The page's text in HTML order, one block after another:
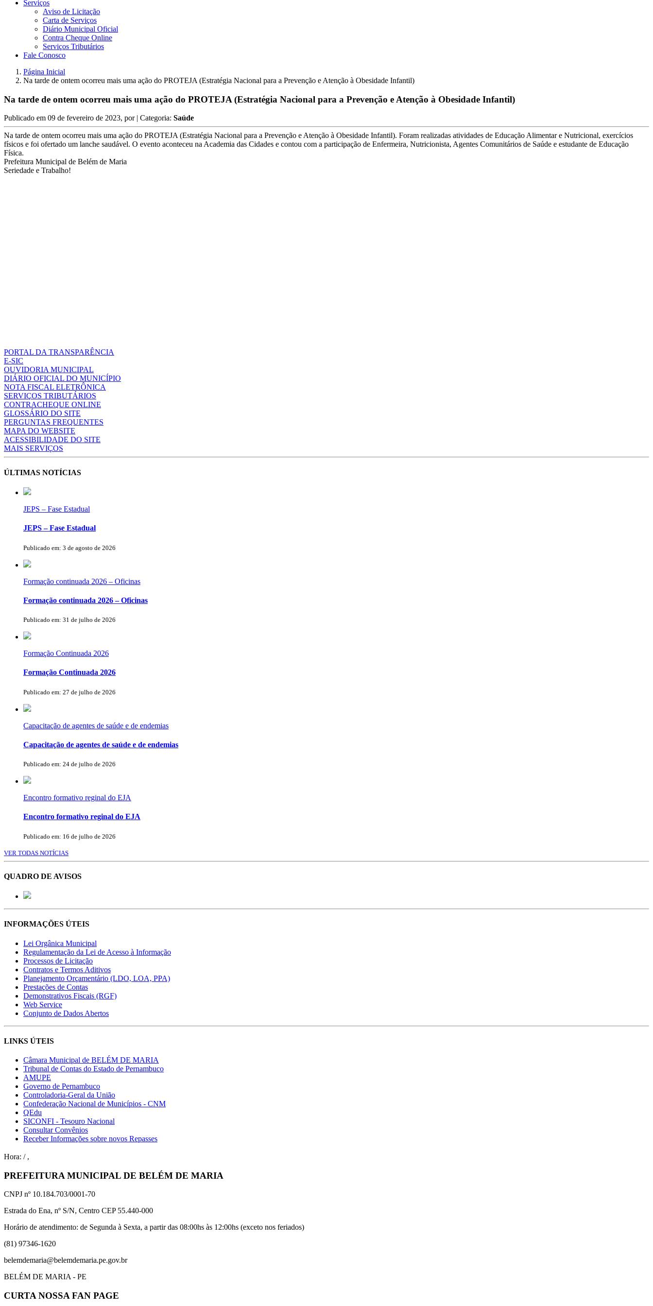
Serviços
Aviso de Licitação
Carta de Serviços
Diário Municipal Oficial
Contra Cheque Online
Serviços Tributários
Fale Conosco
Página Inicial
Na tarde de ontem ocorreu mais uma ação do PROTEJA (Estratégia Nacional para a Prevenção e Atenção à Obesidade Infantil)
Na tarde de ontem ocorreu mais uma ação do PROTEJA (Estratégia Nacional para a Prevenção e Atenção à Obesidade Infantil)
Publicado em 09 de fevereiro de 2023, por | Categoria: Saúde
Na tarde de ontem ocorreu mais uma ação do PROTEJA (Estratégia Nacional para a Prevenção e Atenção à Obesidade Infantil). Foram realizadas atividades de Educação Alimentar e Nutricional, exercícios
físicos e foi ofertado um lanche saudável. O evento aconteceu na Academia das Cidades e contou com a participação de Enfermeira, Nutricionista, Agentes Comunitários de Saúde e estudante de Educação
Física.
Prefeitura Municipal de Belém de Maria
Seriedade e Trabalho!
PORTAL DA TRANSPARÊNCIA
E-SIC
OUVIDORIA MUNICIPAL
DIÁRIO OFICIAL DO MUNICÍPIO
NOTA FISCAL ELETRÔNICA
SERVIÇOS TRIBUTÁRIOS
CONTRACHEQUE ONLINE
GLOSSÁRIO DO SITE
PERGUNTAS FREQUENTES
MAPA DO WEBSITE
ACESSIBILIDADE DO SITE
MAIS SERVIÇOS
ÚLTIMAS NOTÍCIAS
JEPS – Fase Estadual
JEPS – Fase Estadual
Publicado em: 3 de agosto de 2026
Formação continuada 2026 – Oficinas
Formação continuada 2026 – Oficinas
Publicado em: 31 de julho de 2026
Formação Continuada 2026
Formação Continuada 2026
Publicado em: 27 de julho de 2026
Capacitação de agentes de saúde e de endemias
Capacitação de agentes de saúde e de endemias
Publicado em: 24 de julho de 2026
Encontro formativo reginal do EJA
Encontro formativo reginal do EJA
Publicado em: 16 de julho de 2026
VER TODAS NOTÍCIAS
QUADRO DE AVISOS
INFORMAÇÕES ÚTEIS
Lei Orgânica Municipal
Regulamentação da Lei de Acesso à Informação
Processos de Licitação
Contratos e Termos Aditivos
Planejamento Orçamentário (LDO, LOA, PPA)
Prestações de Contas
Demonstrativos Fiscais (RGF)
Web Service
Conjunto de Dados Abertos
LINKS ÚTEIS
Câmara Municipal de BELÉM DE MARIA
Tribunal de Contas do Estado de Pernambuco
AMUPE
Governo de Pernambuco
Controladoria-Geral da União
Confederação Nacional de Municípios - CNM
QEdu
SICONFI - Tesouro Nacional
Consultar Convênios
Receber Informações sobre novos Repasses
Hora: / ,
PREFEITURA MUNICIPAL DE BELÉM DE MARIA
CNPJ nº 10.184.703/0001-70
Estrada do Ena, nº S/N, Centro CEP 55.440-000
Horário de atendimento: de Segunda à Sexta, a partir das 08:00hs às 12:00hs (exceto nos feriados)
(81) 97346-1620
belemdemaria@belemdemaria.pe.gov.br
BELÉM DE MARIA - PE
CURTA NOSSA FAN PAGE